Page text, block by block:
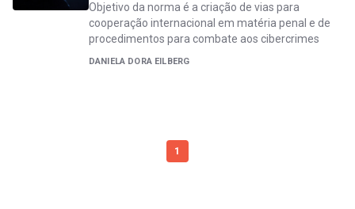
Objetivo da norma é a criação de vias para
cooperação internacional em matéria penal e de
procedimentos para combate aos cibercrimes
DANIELA DORA EILBERG
1